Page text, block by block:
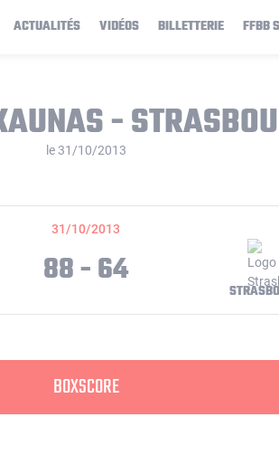
ACTUALITÉS VIDÉOS BILLETTERIE FFBB
-
le 31/10/2013
31/10/2013
88 - 64
BOXSCORE